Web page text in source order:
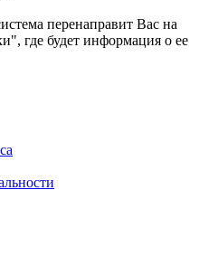
перенаправит Вас на
где будет информация о ее